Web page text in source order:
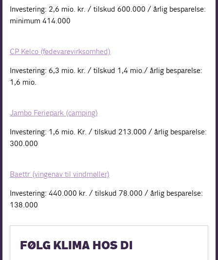
Investering: 2,6 mio. kr. / tilskud 600.000 / årlig besparelse:
minimum 414.000
CP Kelco (fødevarevirksomhed)
Investering: 6,3 mio. kr. / tilskud 1,4 mio./ årlig besparelse:
1,6 mio.
Jambo Feriepark (camping)
Investering: 1,6 mio. Kr. / tilskud 213.000 / årlig besparelse:
300.000
Baettr (vingenav til vindmøller)
Investering: 440.000 kr. / tilskud 78.000 / årlig besparelse:
138.000
FØLG KLIMA HOS DI